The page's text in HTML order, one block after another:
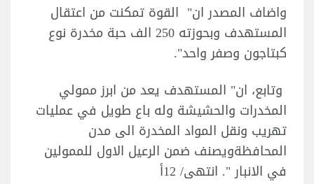
واضاف المصدر ان" القوة تمكنت من اعتقال
المستهدف وبحوزته 250 الف حبة مخدرة نوع
كبتاجون وصفر واحد".
وتابع، ان" المستهدف يعد من ابرز ممولي
المخدرات والحشيشة وله باع طويل في عمليات
تهريب ونقل المواد المخدرة الى مدن
المحافظةويصنف ضمن الرعيل الاول للممولين
في الانبار ". انتهى/ 12أ